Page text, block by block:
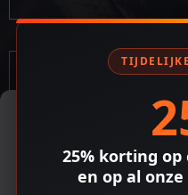
Om de beste ervaringen te
cookies om apparaat-informatie
toestemming te geven voor
verwerken zoals browsegedrag
25% korting
en op al